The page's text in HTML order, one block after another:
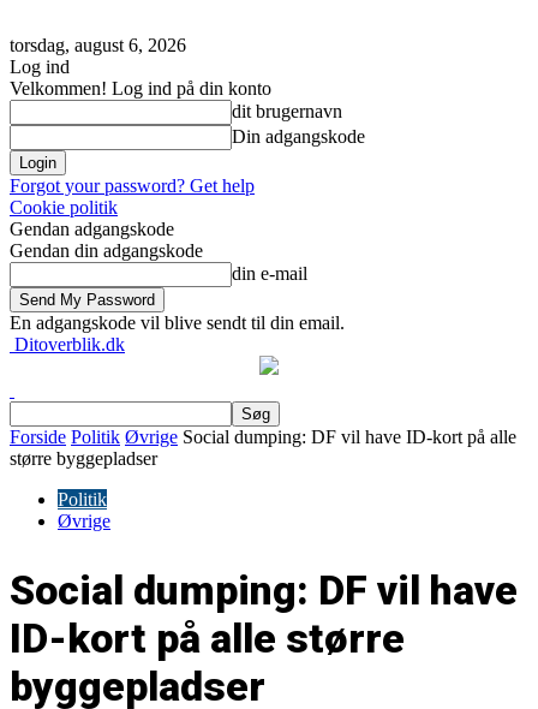
torsdag, august 6, 2026
Log ind
Velkommen! Log ind på din konto
dit brugernavn
Din adgangskode
Forgot your password? Get help
Cookie politik
Gendan adgangskode
Gendan din adgangskode
din e-mail
En adgangskode vil blive sendt til din email.
Ditoverblik.dk
Forside Politik Øvrige Social dumping: DF vil have ID-kort på alle
større byggepladser
Politik
Øvrige
Social dumping: DF vil have
ID-kort på alle større
byggepladser